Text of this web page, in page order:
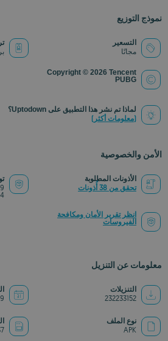
نموذج التوزيع
التسعير
مجانًا
Copyright © 2026 Tencent
PUBG
لماذا تم نشر هذا التطبيق على Uptodown؟
(معلومات أكثر)
الأمن والخصوصية
الأذونات المطلوبة
تحقق من 38 أُذونات
انظر تقرير الأمان ومكافحة
الفيروسات
معلومات عن التنزيل
التنزيلات
232233152 9 يوليو 2026
نوع الملف
APK